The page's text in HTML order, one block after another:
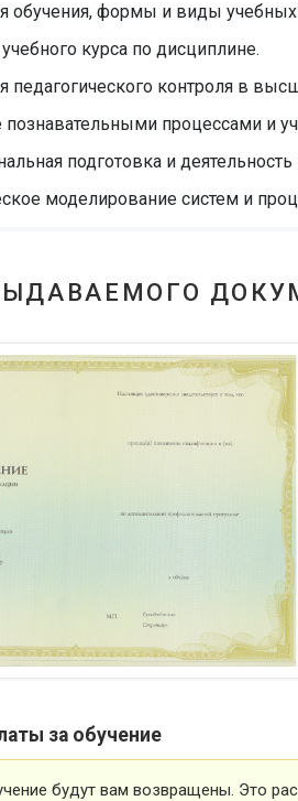
обучения, формы и виды учебных
курса по дисциплине.
педагогического контроля в
познавательными процессами и
подготовка и деятельность
моделирование систем и
за обучение
будут вам возвращены. Это